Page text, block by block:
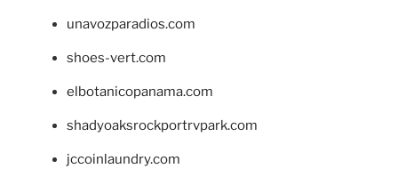
unavozparadios.com
shoes-vert.com
elbotanicopanama.com
shadyoaksrockportrvpark.com
jccoinlaundry.com